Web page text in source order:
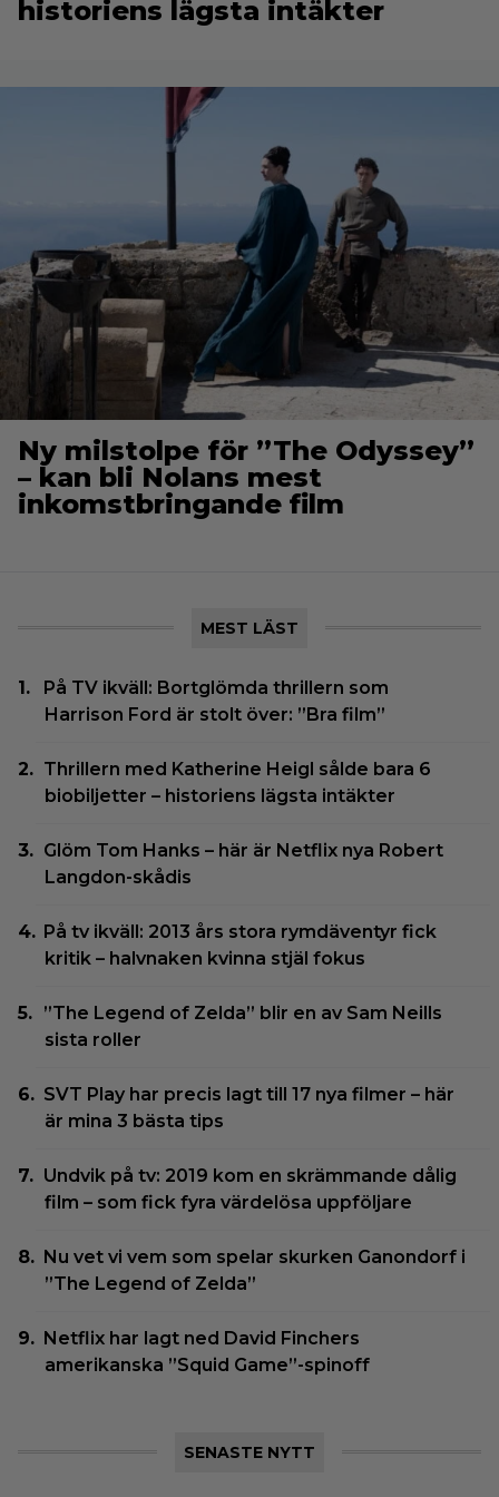
historiens lägsta intäkter
Ny milstolpe för ”The Odyssey”
– kan bli Nolans mest
inkomstbringande film
MEST LÄST
På TV ikväll: Bortglömda thrillern som
Harrison Ford är stolt över: ”Bra film”
Thrillern med Katherine Heigl sålde bara 6
biobiljetter – historiens lägsta intäkter
Glöm Tom Hanks – här är Netflix nya Robert
Langdon-skådis
På tv ikväll: 2013 års stora rymdäventyr fick
kritik – halvnaken kvinna stjäl fokus
”The Legend of Zelda” blir en av Sam Neills
sista roller
SVT Play har precis lagt till 17 nya filmer – här
är mina 3 bästa tips
Undvik på tv: 2019 kom en skrämmande dålig
film – som fick fyra värdelösa uppföljare
Nu vet vi vem som spelar skurken Ganondorf i
”The Legend of Zelda”
Netflix har lagt ned David Finchers
amerikanska ”Squid Game”-spinoff
SENASTE NYTT